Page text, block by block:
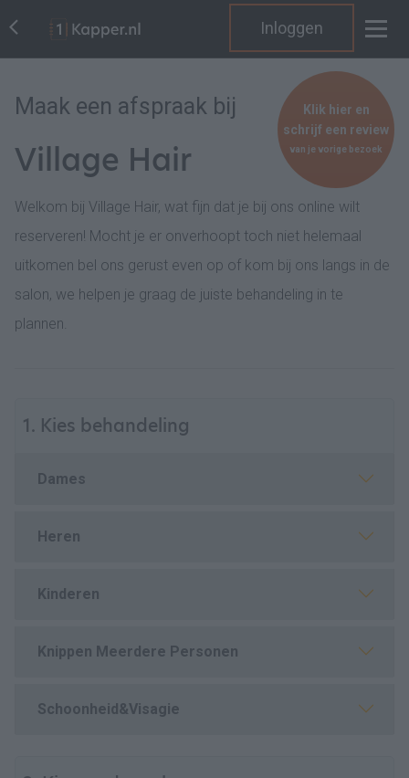
Inloggen
Maak een afspraak bij
Village Hair
Welkom bij Village Hair, wat fijn dat je bij ons online wilt
reserveren! Mocht je er onverhoopt toch niet helemaal
uitkomen bel ons gerust even op of kom bij ons langs in de
salon, we helpen je graag de juiste behandeling in te
plannen.
Klik hier en
schrijf een review
van je vorige bezoek
1. Kies behandeling
Dames
Heren
Kinderen
Knippen Meerdere Personen
Schoonheid&Visagie